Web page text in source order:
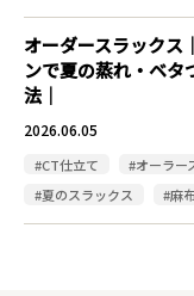
オーダースラックス
ンで夏の蒸れ・ベタ
法｜
2026.06.05
#CT仕立て
#オーラー
#夏のスラックス
#麻